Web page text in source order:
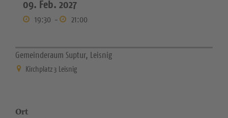
09. Feb. 2027
19:30 - 21:00
Gemeinderaum Suptur, Leisnig
Kirchplatz 3 Leisnig
Ort